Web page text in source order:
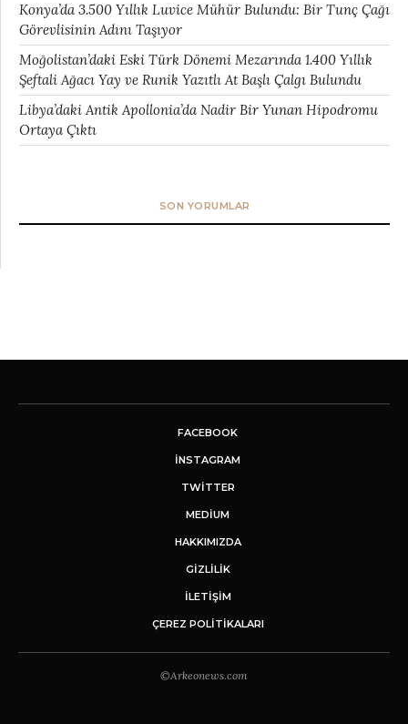
Konya’da 3.500 Yıllık Luvice Mühür Bulundu: Bir Tunç Çağı
Görevlisinin Adını Taşıyor
Moğolistan’daki Eski Türk Dönemi Mezarında 1.400 Yıllık
Şeftali Ağacı Yay ve Runik Yazıtlı At Başlı Çalgı Bulundu
Libya’daki Antik Apollonia’da Nadir Bir Yunan Hipodromu
Ortaya Çıktı
SON YORUMLAR
FACEBOOK
INSTAGRAM
TWITTER
MEDIUM
HAKKIMIZDA
GİZLİLİK
İLETIŞIM
ÇEREZ POLITIKALARI
©Arkeonews.com